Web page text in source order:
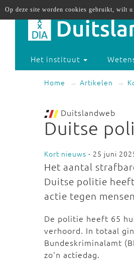
Het instituut
Home Artikelen
Duitslandweb
Duitse
Kort nieuws - 25 juni
Het aantal
Duitse politie
actie tegen
De politie heeft 65
verhoord. In totaal
Bundeskriminalamt
zo'n actiedag.
Op deze site worden cookies gebruikt, wilt u